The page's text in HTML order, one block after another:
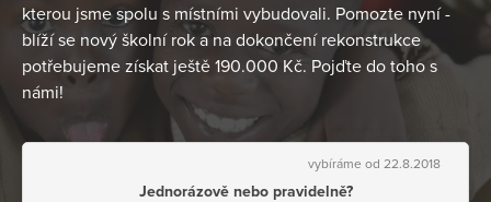
kterou jsme spolu s místními vybudovali. Pomozte nyní -
blíží se nový školní rok a na dokončení rekonstrukce
potřebujeme získat ještě 190.000 Kč. Pojďte do toho s
námi!
vybíráme od 22.8.2018
Jednorázově nebo pravidelně?